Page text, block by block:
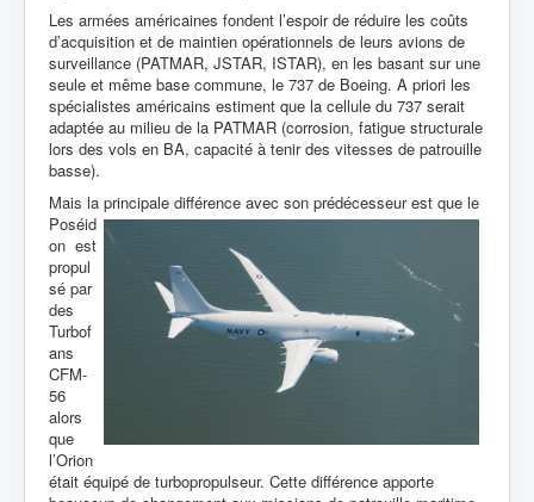
Les armées américaines fondent l’espoir de réduire les coûts
d’acquisition et de maintien opérationnels de leurs avions de
surveillance (PATMAR, JSTAR, ISTAR), en les basant sur une
seule et même base commune, le 737 de Boeing. A priori les
spécialistes américains estiment que la cellule du 737 serait
adaptée au milieu de la PATMAR (corrosion, fatigue structurale
lors des vols en BA, capacité à tenir des vitesses de patrouille
basse).
Mais la principale différence avec son prédécesseur est que le
Poséid
on est
propul
sé par
des
Turbof
ans
CFM-
56
alors
que
l’Orion
était équipé de turbopropulseur. Cette différence apporte